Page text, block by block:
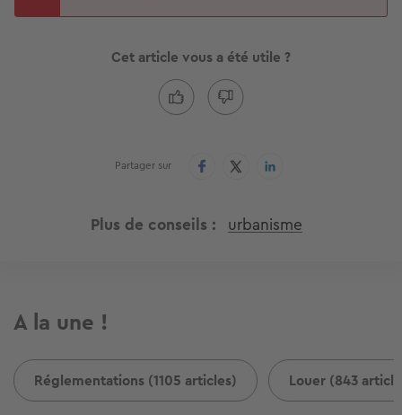
Cet article vous a été utile ?
Partager sur
Plus de conseils urbanisme
A la une !
Réglementations (1105 articles) Louer (843